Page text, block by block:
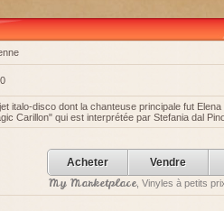
italo-disco dont la chanteuse principale fut
Carillon" qui est interprétée par Stefania dal
Acheter Vendre
My Marketplace, Vinyles à petits